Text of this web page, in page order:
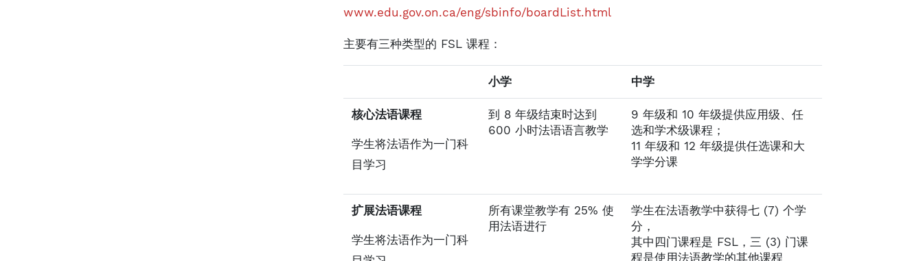
www.edu.gov.on.ca/eng/sbinfo/boardList.html
主要有三种类型的 FSL 课程：
小学 中学
核心法语课程
学生将法语作为一门科
目学习
到 8 年级结束时达到
600 小时法语语言教学
9 年级和 10 年级提供应用级、任
选和学术级课程；
11 年级和 12 年级提供任选课和大
学学分课
扩展法语课程
学生将法语作为一门科
所有课堂教学有 25% 使
用法语进行
学生在法语教学中获得七 (7) 个学
分，
其中四门课程是 FSL，三 (3) 门课
程是使用法语教学的其他课程